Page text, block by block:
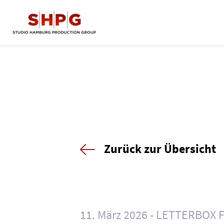
Zurück zur Übersicht
11. März 2026 LETTERBOX